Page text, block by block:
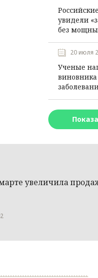
увидели
без
20 июля
Ученые
увеличила